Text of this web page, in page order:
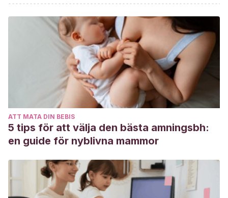
Sleep for Women, But Not for
https://www.aan.com/PressRoom/Home/PressRelease/
ATT MATA DIN BEBIS
5 tips för att välja den bästa amningsbh:
en guide för nyblivna mammor